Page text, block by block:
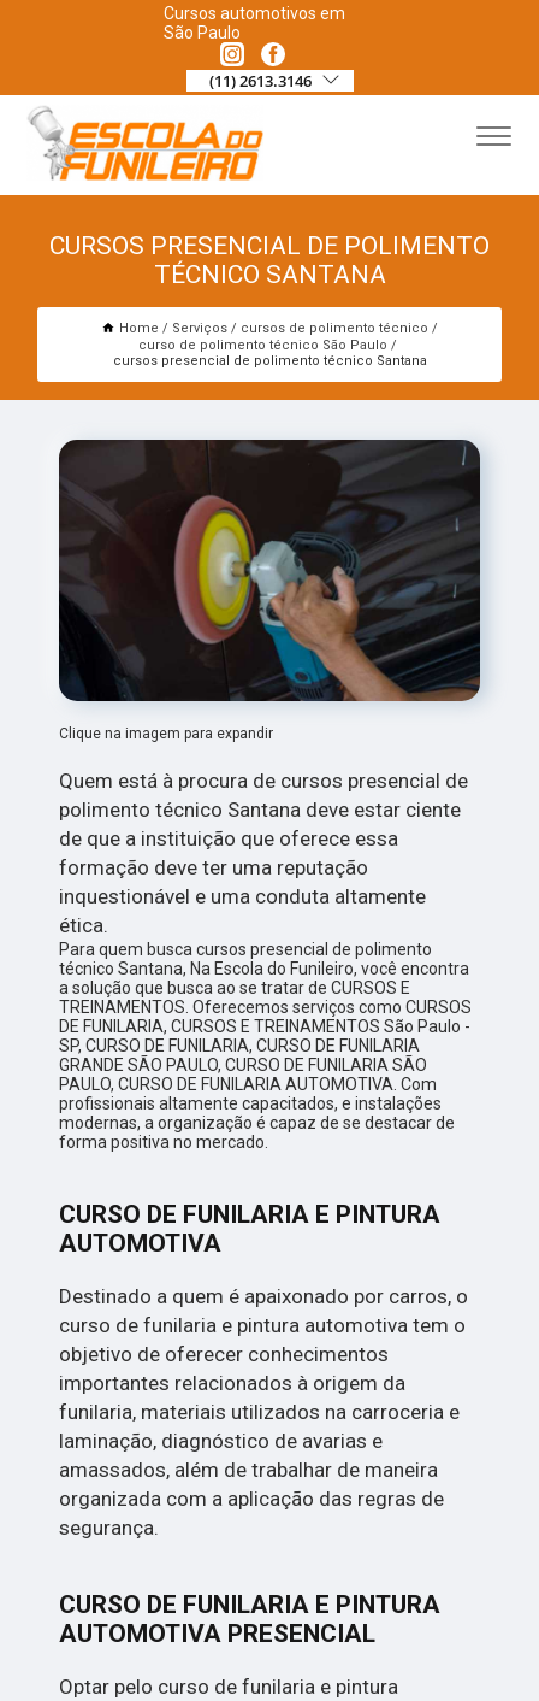
Cursos automotivos em
São Paulo
(11) 2613.3146
CURSOS PRESENCIAL DE POLIMENTO
TÉCNICO SANTANA
Home Serviços
cursos de polimento técnico
curso de polimento técnico São Paulo
cursos presencial de polimento técnico Santana
Clique na imagem para expandir
Quem está à procura de cursos presencial de
polimento técnico Santana deve estar ciente
de que a instituição que oferece essa
formação deve ter uma reputação
inquestionável e uma conduta altamente
ética.
Para quem busca cursos presencial de polimento
técnico Santana, Na Escola do Funileiro, você encontra
a solução que busca ao se tratar de CURSOS E
TREINAMENTOS. Oferecemos serviços como CURSOS
DE FUNILARIA, CURSOS E TREINAMENTOS São Paulo -
SP, CURSO DE FUNILARIA, CURSO DE FUNILARIA
GRANDE SÃO PAULO, CURSO DE FUNILARIA SÃO
PAULO, CURSO DE FUNILARIA AUTOMOTIVA. Com
profissionais altamente capacitados, e instalações
modernas, a organização é capaz de se destacar de
forma positiva no mercado.
CURSO DE FUNILARIA E PINTURA
AUTOMOTIVA
Destinado a quem é apaixonado por carros, o
curso de funilaria e pintura automotiva tem o
objetivo de oferecer conhecimentos
importantes relacionados à origem da
funilaria, materiais utilizados na carroceria e
laminação, diagnóstico de avarias e
amassados, além de trabalhar de maneira
organizada com a aplicação das regras de
segurança.
CURSO DE FUNILARIA E PINTURA
AUTOMOTIVA PRESENCIAL
Optar pelo curso de funilaria e pintura